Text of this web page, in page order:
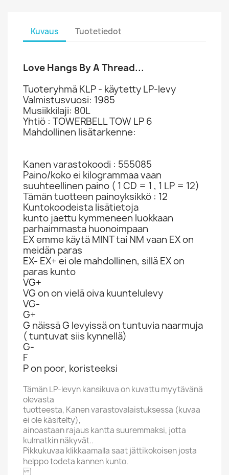
Kuvaus Tuotetiedot
Love Hangs By A Thread...
Tuoteryhmä KLP - käytetty LP-levy
Valmistusvuosi: 1985
Musiikkilaji: 80L
Yhtiö : TOWERBELL TOW LP 6
Mahdollinen lisätarkenne:
Kanen varastokoodi : 555085
Paino/koko ei kilogrammaa vaan
suuhteellinen paino ( 1 CD = 1 , 1 LP = 12)
Tämän tuotteen painoyksikkö : 12
Kuntokoodeista lisätietoja
kunto jaettu kymmeneen luokkaan
parhaimmasta huonoimpaan
EX emme käytä MINT tai NM vaan EX on
meidän paras
EX- EX+ ei ole mahdollinen, sillä EX on
paras kunto
VG+
VG on on vielä oiva kuuntelulevy
VG-
G+
G näissä G levyissä on tuntuvia naarmuja
( tuntuvat siis kynnellä)
G-
F
P on poor, koristeeksi
Tämän LP-levyn kansikuva on kuvattu myytävänä
olevasta
tuotteesta, Kanen varastovalaistuksessa (kuvaa
ei ole käsitelty),
ainoastaan rajaus kantta suuremmaksi, jotta
kulmatkin näkyvät..
Pikkukuvaa klikkaamalla saat jättikokoisen josta
helppo todeta kannen kunto.